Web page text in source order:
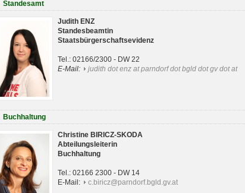
Standesamt
Judith ENZ
Standesbeamtin
Staatsbürgerschaftsevidenz
Tel.: 02166/2300 - DW 22
E-Mail:
judith dot enz at parndorf dot bgld dot gv dot at
Buchhaltung
Christine BIRICZ-SKODA
Abteilungsleiterin
Buchhaltung
Tel.: 02166 2300 - DW 14
E-Mail:
c.biricz@parndorf.bgld.gv.at